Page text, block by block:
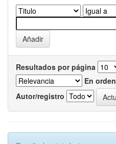
Resultados por página
En orden
Autor/registro